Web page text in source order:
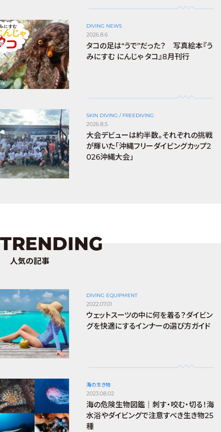
DIVING NEWS
2026.8.6
タコの足は“うで”だった？ 写真絵本『う
みにすむ にんじゃ タコ』8月刊行
SKIN DIVING / FREEDIVING
2026.8.5
大会デビューは約半数。それぞれの挑戦
が輝いた「沖縄フリーダイビングカップ2
026沖縄大会」
TRENDING
人気の記事
DIVING EQUIPMENT
2022.07.01
ウェットスーツの中に何を着る？ダイビン
グを快適にするインナーの選び方ガイド
海の生き物
2023.08.02
海の危険生物図鑑｜刺す・咬む・切る！海
水浴やダイビングで注意すべき生き物25
種